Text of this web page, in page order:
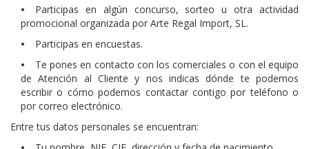
•
Participas en algún concurso, sorteo u otra actividad
promocional organizada por Arte Regal Import, SL.
•
Participas en encuestas.
•
Te pones en contacto con los comerciales o con el equipo
de Atención al Cliente y nos indicas dónde te podemos
escribir o cómo podemos contactar contigo por teléfono o
por correo electrónico.
Entre tus datos personales se encuentran: